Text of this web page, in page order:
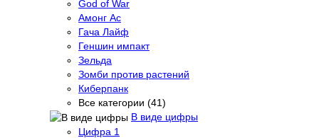
God of War
Амонг Ас
Гача Лайф
Геншин импакт
Зельда
Зомби против растений
Киберпанк
Все категории (41)
В виде цифры
Цифра 1